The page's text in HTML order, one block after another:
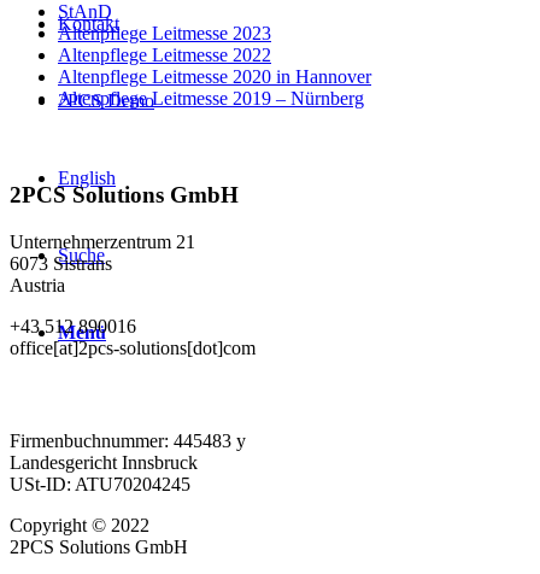
Kontakt
2PCS Demo
English
Suche
Menü
StAnD
Altenpflege Leitmesse 2023
Altenpflege Leitmesse 2022
Altenpflege Leitmesse 2020 in Hannover
Altenpflege Leitmesse 2019 – Nürnberg
2PCS Solutions GmbH
Unternehmerzentrum 21
6073 Sistrans
Austria
+43 512 890016
office[at]2pcs-solutions[dot]com
Firmenbuchnummer: 445483 y
Landesgericht Innsbruck
USt-ID: ATU70204245
Copyright © 2022
2PCS Solutions GmbH